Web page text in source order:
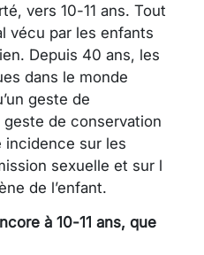
vers 10-11 ans. Tout
vécu par les enfants
Depuis 40 ans, les
dans le monde
geste de
de conservation
incidence sur les
sexuelle et sur l
de l’enfant.
à 10-11 ans, que